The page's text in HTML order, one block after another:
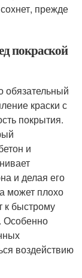
прежде
покраской
обязательный
краски с
покрытия.
и
и делая его
может плохо
к быстрому
Особенно
воздействию